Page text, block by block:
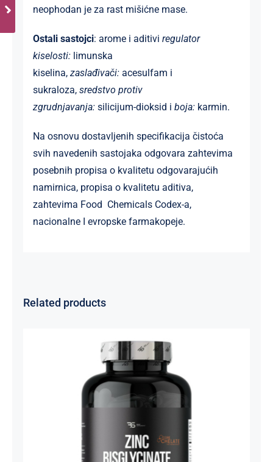
neophodan je za rast mišićne mase.
Ostali sastojci: arome i aditivi regulator
kiselosti: limunska
kiselina, zaslađivači: acesulfam i
sukraloza, sredstvo protiv
zgrudnjavanja: silicijum-dioksid i boja: karmin.
Na osnovu dostavljenih specifikacija čistoća
svih navedenih sastojaka odgovara zahtevima
posebnih propisa o kvalitetu odgovarajućih
namirnica, propisa o kvalitetu aditiva,
zahtevima Food Chemicals Codex-a,
nacionalne I evropske farmakopeje.
Related products
Cink Bisglicinat 20 mg – Zinc
Bisglycinate CoreChelate®, 100
kapsula
Basic supplements Svi proizvodi Vitaminko